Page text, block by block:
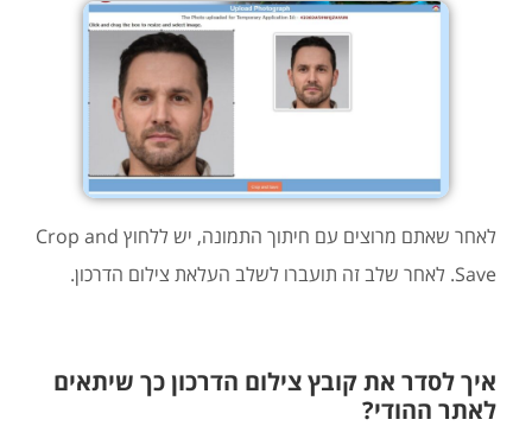
לאחר שאתם מרוצים עם חיתוך התמונה, יש ללחוץ Crop and
Save. לאחר שלב זה תועברו לשלב העלאת צילום הדרכון.
איך לסדר את קובץ צילום הדרכון כך שיתאים
לאתר ההודי?